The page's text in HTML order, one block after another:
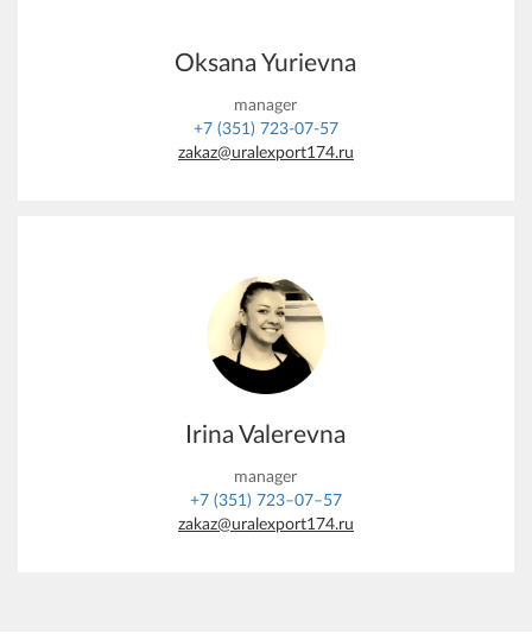
Oksana Yurievna
manager
+7 (351) 723-07-57
zakaz@uralexport174.ru
Irina Valerevna
manager
+7 (351) 723–07–57
zakaz@uralexport174.ru